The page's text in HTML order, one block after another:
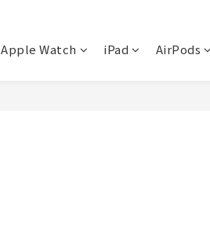
Apple Watch iPad AirPods